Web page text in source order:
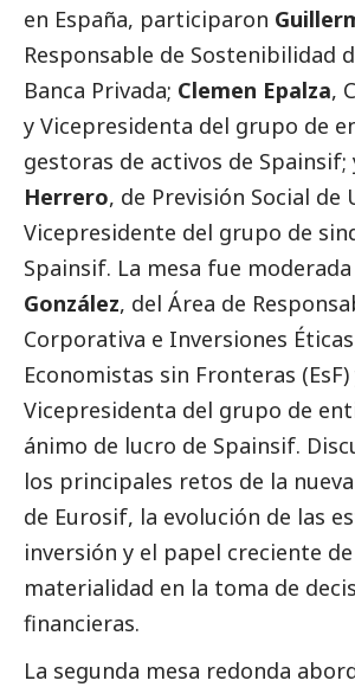
en España, participaron
Responsable de Sostenibilidad
Banca Privada; Clemen Epalza,
y Vicepresidenta del grupo de
gestoras de activos de Spainsif;
Herrero, de Previsión Social de
Vicepresidente del grupo de
Spainsif. La mesa fue
González, del Área de
Corporativa e Inversiones
Economistas sin Fronteras (EsF)
Vicepresidenta del grupo de
ánimo de lucro de Spainsif.
los principales retos de la
de Eurosif, la evolución de las
inversión y el papel creciente
materialidad en la toma de
financieras.
La segunda mesa redonda